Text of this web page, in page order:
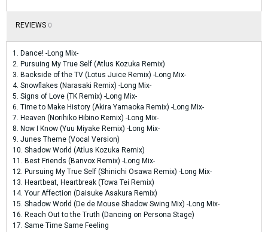
REVIEWS 0
1. Dance! -Long Mix-
2. Pursuing My True Self (Atlus Kozuka Remix)
3. Backside of the TV (Lotus Juice Remix) -Long Mix-
4. Snowflakes (Narasaki Remix) -Long Mix-
5. Signs of Love (TK Remix) -Long Mix-
6. Time to Make History (Akira Yamaoka Remix) -Long Mix-
7. Heaven (Norihiko Hibino Remix) -Long Mix-
8. Now I Know (Yuu Miyake Remix) -Long Mix-
9. Junes Theme (Vocal Version)
10. Shadow World (Atlus Kozuka Remix)
11. Best Friends (Banvox Remix) -Long Mix-
12. Pursuing My True Self (Shinichi Osawa Remix) -Long Mix-
13. Heartbeat, Heartbreak (Towa Tei Remix)
14. Your Affection (Daisuke Asakura Remix)
15. Shadow World (De de Mouse Shadow Swing Mix) -Long Mix-
16. Reach Out to the Truth (Dancing on Persona Stage)
17. Same Time Same Feeling